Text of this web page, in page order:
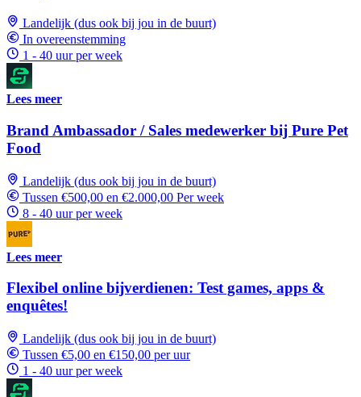
Landelijk (dus ook bij jou in de buurt)
In overeenstemming
1 - 40 uur per week
Lees meer
Brand Ambassador / Sales medewerker bij Pure Pet
Food
Landelijk (dus ook bij jou in de buurt)
Tussen €500,00 en €2.000,00 Per week
8 - 40 uur per week
Lees meer
Flexibel online bijverdienen: Test games, apps &
enquêtes!
Landelijk (dus ook bij jou in de buurt)
Tussen €5,00 en €150,00 per uur
1 - 40 uur per week